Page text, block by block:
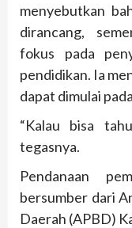
menyebutkan
dirancang,
fokus pada
pendidikan. Ia
dapat dimulai
“Kalau bisa
tegasnya.
Pendanaan
bersumber dari
Daerah (APBD)